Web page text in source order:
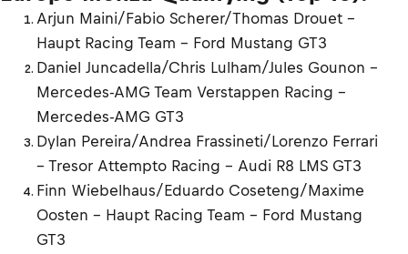
Arjun Maini/Fabio Scherer/Thomas Drouet -
Haupt Racing Team - Ford Mustang GT3
Daniel Juncadella/Chris Lulham/Jules Gounon –
Mercedes-AMG Team Verstappen Racing –
Mercedes-AMG GT3
Dylan Pereira/Andrea Frassineti/Lorenzo Ferrari
– Tresor Attempto Racing – Audi R8 LMS GT3
Finn Wiebelhaus/Eduardo Coseteng/Maxime
Oosten - Haupt Racing Team - Ford Mustang
GT3